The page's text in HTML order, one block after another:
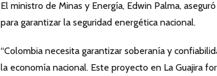
El ministro de Minas y Energía, Edwin Palma,
para garantizar la seguridad energética nacional.
“Colombia necesita garantizar soberanía y
la economía nacional. Este proyecto en La Guajira